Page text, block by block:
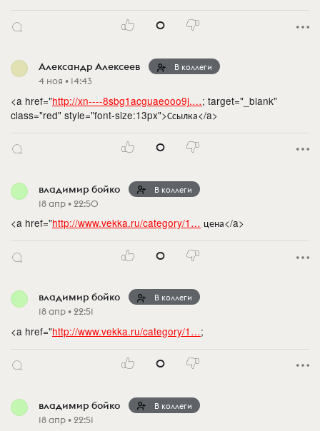
0
Александр Алексеев В коллеги
4 ноя • 14:43
<a href="http://xn----8sbg1acguaeooo9j.…; target="_blank"
class="red" style="font-size:13px">Ссылка</a>
0
владимир бойко В коллеги
18 апр • 22:50
<a href="http://www.vekka.ru/category/1… цена</a>
0
владимир бойко В коллеги
18 апр • 22:51
<a href="http://www.vekka.ru/category/1…;
0
владимир бойко В коллеги
18 апр • 22:51